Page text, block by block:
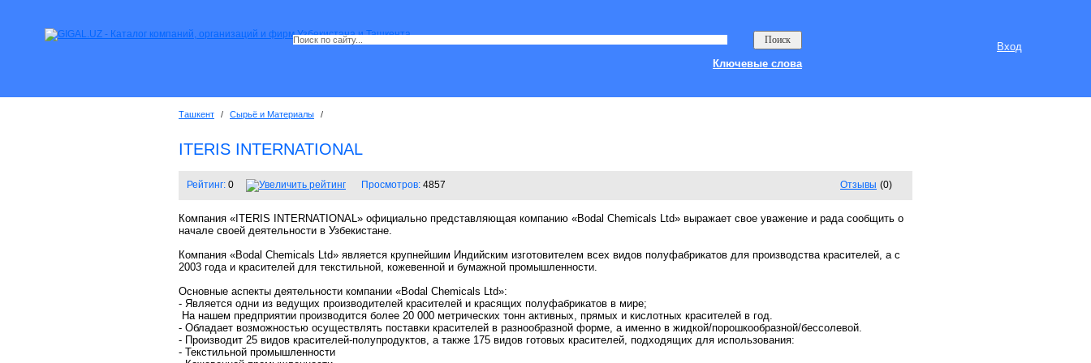
Вход
Ключевые слова
Ташкент / Сырьё и Материалы /
ITERIS INTERNATIONAL
Рейтинг: 0 Просмотров: 4857 Отзывы (0)
Компания «ITERIS INTERNATIONAL» официально представляющая компанию «Bodal Chemicals Ltd» выражает свое уважение и рада сообщить о
начале своей деятельности в Узбекистане.
Компания «Bodal Chemicals Ltd» является крупнейшим Индийским изготовителем всех видов полуфабрикатов для производства красителей, а с
2003 года и красителей для текстильной, кожевенной и бумажной промышленности.
Основные аспекты деятельности компании «Bodal Chemicals Ltd»:
- Является одни из ведущих производителей красителей и красящих полуфабрикатов в мире;
На нашем предприятии производится более 20 000 метрических тонн активных, прямых и кислотных красителей в год.
- Обладает возможностью осуществлять поставки красителей в разнообразной форме, а именно в жидкой/порошкообразной/бессолевой.
- Производит 25 видов красителей-полупродуктов, а также 175 видов готовых красителей, подходящих для использования:
- Текстильной промышленности